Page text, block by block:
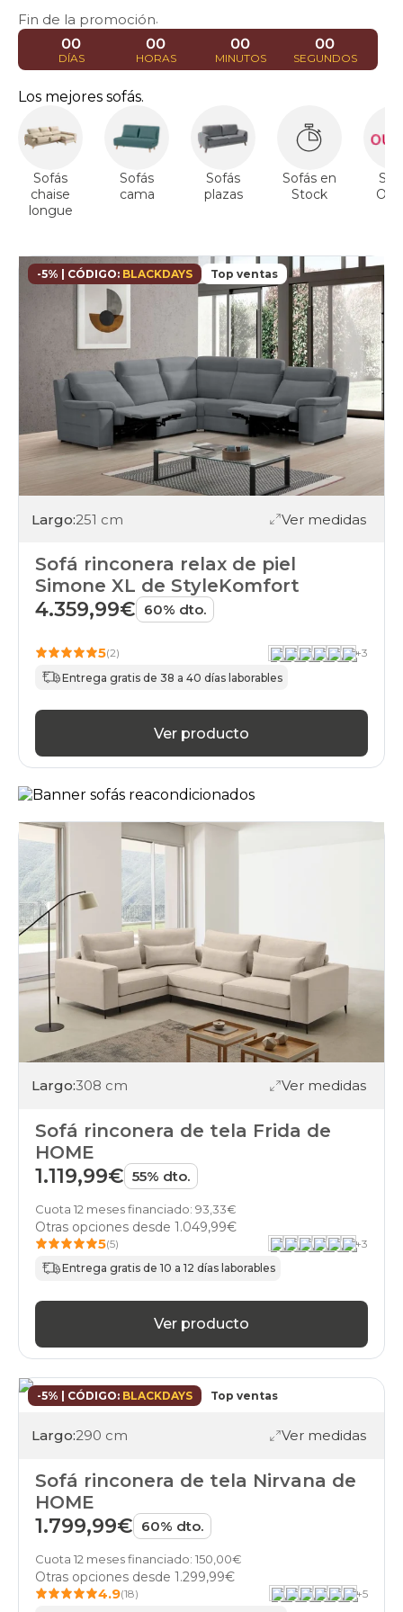
rinconera
sofas
3+2-
sofas
plazas
rinconera
sofas
con-
sofas
con-
3-
asientos
rinconera
sofas
con-
doble-
chaise
rinconera
sofas
chaise-
longue
rinconera
sofas
sofas
chaise-
cama
rinconera
rinconera
sofas
mas-
3-
asientos
sofas
asientos-
rinconera
cabezales-
reclinables
sofas
rinconera
cama-
camas
sofas
rinconera
rinconera
sofas
rinconera
desenfundable
sofas
tejido-
antimanchas
rinconera
mascotas
sofas
sofas
rinconera
sofas
rinconera
gris-
oscuro
Fin de la promoción.
DÍAS
00
HORAS
00
MINUTOS
00
SEGUNDOS
00
Los mejores sofás.
Sofás
chaise
longue
Sofás
cama
Sofás
plazas
Sofás en
Stock
-5% | CÓDIGO: BLACKDAYS Top ventas
Largo:251 cm Ver medidas
Sofá rinconera relax de piel
Simone XL de StyleKomfort
4.359,99€ 60% dto.
5(2) +3
Entrega gratis de 38 a 40 días laborables
Ver producto
Largo:308 cm Ver medidas
Sofá rinconera de tela Frida de
HOME
1.119,99€ 55% dto.
Cuota 12 meses financiado: 93,33€
Otras opciones desde 1.049,99€
5(5) +3
Entrega gratis de 10 a 12 días laborables
Ver producto
-5% | CÓDIGO: BLACKDAYS Top ventas
Largo:290 cm Ver medidas
Sofá rinconera de tela Nirvana de
HOME
1.799,99€ 60% dto.
Cuota 12 meses financiado: 150,00€
Otras opciones desde 1.299,99€
4.9(18) +5